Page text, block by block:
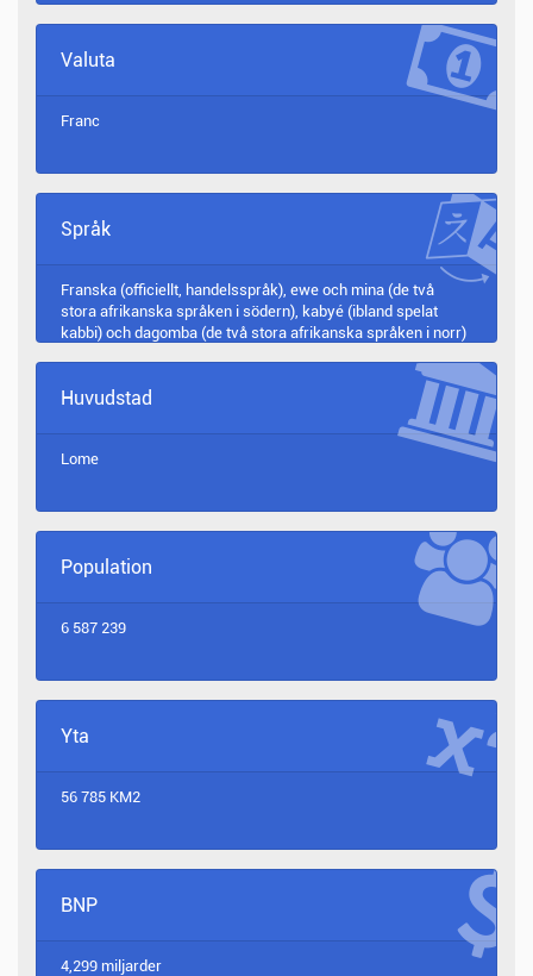
Valuta
Franc
Språk
Franska (officiellt, handelsspråk), ewe och mina (de två
stora afrikanska språken i södern), kabyé (ibland spelat
kabbi) och dagomba (de två stora afrikanska språken i norr)
Huvudstad
Lome
Population
6 587 239
Yta
56 785 KM2
BNP
4,299 miljarder